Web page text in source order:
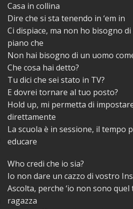
Casa in collina
Dire che si sta tenendo in ‘em in
Ci dispiace, ma non ho bisogno di
piano che
Non hai bisogno di un uomo
Che cosa hai detto?
Tu dici che sei stato in TV?
E dovrei tornare al tuo posto?
Hold up, mi permetta di
direttamente
La scuola è in sessione, il tempo
educare
Who credi che io sia?
Io non dare un cazzo di vostro
Ascolta, perche ‘io non sono quel
ragazza